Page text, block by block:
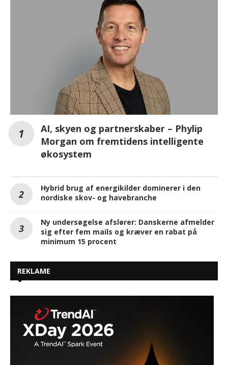
AI, skyen og partnerskaber – Phylip
Morgan om fremtidens intelligente
økosystem
Hybrid brug af energikilder dominerer i den
nordiske skov- og havebranche
Ny undersøgelse afslører: Danskerne afmelder
sig efter fem mails og kræver en rabat på
minimum 15 procent
REKLAME